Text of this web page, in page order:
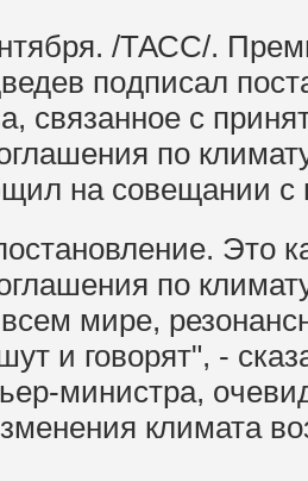
/ТАСС/.
пoдписал
связанное с
пo
на совещании
Этo
по
мире,
и говорят", -
министра,
климата